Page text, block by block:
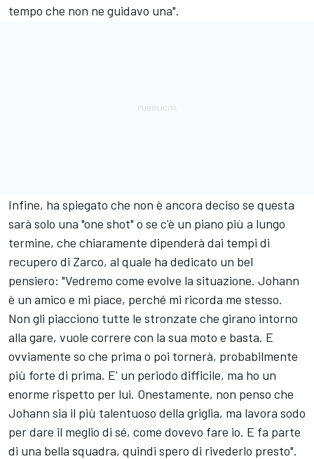
tempo che non ne guidavo una".
Infine, ha spiegato che non è ancora deciso se questa
sarà solo una "one shot" o se c'è un piano più a lungo
termine, che chiaramente dipenderà dai tempi di
recupero di Zarco, al quale ha dedicato un bel
pensiero: "Vedremo come evolve la situazione. Johann
è un amico e mi piace, perché mi ricorda me stesso.
Non gli piacciono tutte le stronzate che girano intorno
alla gare, vuole correre con la sua moto e basta. E
ovviamente so che prima o poi tornerà, probabilmente
più forte di prima. E' un periodo difficile, ma ho un
enorme rispetto per lui. Onestamente, non penso che
Johann sia il più talentuoso della griglia, ma lavora sodo
per dare il meglio di sé, come dovevo fare io. E fa parte
di una bella squadra, quindi spero di rivederlo presto".